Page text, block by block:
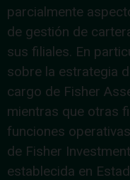
parcialmente
de gestión de
sus filiales. En
sobre la estrategia
cargo de Fisher
mientras que otras
funciones
de Fisher
establecida en